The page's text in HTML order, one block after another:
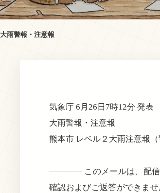
大雨警報・注意報
気象庁 6月26日7時12分 発表
大雨警報・注意報
熊本市 レベル２大雨注意報
———— このメールは、配信
確認およびご返答ができま